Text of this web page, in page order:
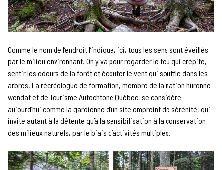
Comme le nom de l’endroit l’indique, ici, tous les sens sont éveillés
par le milieu environnant. On y va pour regarder le feu qui crépite,
sentir les odeurs de la forêt et écouter le vent qui souffle dans les
arbres. La récréologue de formation, membre de la nation huronne-
wendat et de Tourisme Autochtone Québec, se considère
aujourd’hui comme la gardienne d’un site empreint de sérénité, qui
invite autant à la détente qu’à la sensibilisation à la conservation
des milieux naturels, par le biais d’activités multiples.